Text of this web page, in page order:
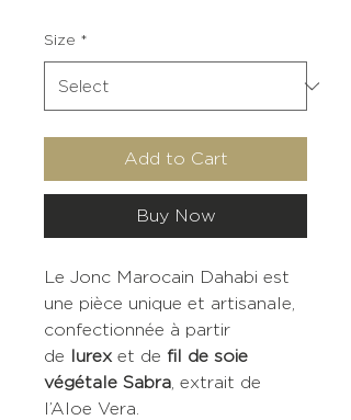
Size *
Add to Cart
Buy Now
Le Jonc Marocain Dahabi est
une pièce unique et artisanale,
confectionnée à partir
de lurex et de fil de soie
végétale Sabra , extrait de
l’Aloe Vera.